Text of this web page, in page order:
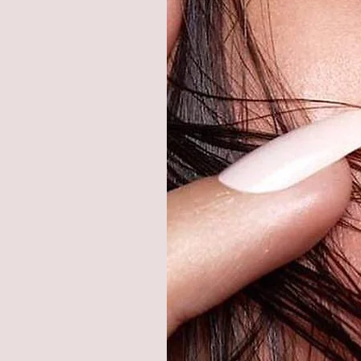
LUNA LENSES Farblinsen
wie auch dunkle / braune
Augen – bestens geeignet für
Bei guter Pflege bis zu 12
Unsere weichen Jahreslinsen
Tragegefühl und verursachen
LUNA LENSES Kontaktlinsen
geprüft und zugelassen.
LUNA LENSES ist eine neue
Kontaktlinsen mit hoher
Bitte keine Kochsalzlösung
LENSES nur mit einer All-in-
desinfizieren und
Krümmungsradius: 8,60°,
Geliefert werden 1 Paar = 2
Kontaktlinsenbehälter im Set.